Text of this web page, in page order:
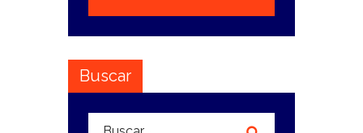
Buscar
Buscar: